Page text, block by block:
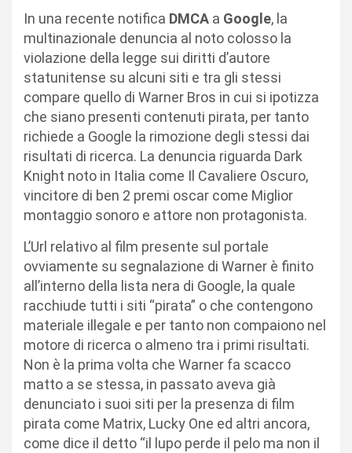
In una recente notifica DMCA a Google, la
multinazionale denuncia al noto colosso la
violazione della legge sui diritti d’autore
statunitense su alcuni siti e tra gli stessi
compare quello di Warner Bros in cui si ipotizza
che siano presenti contenuti pirata, per tanto
richiede a Google la rimozione degli stessi dai
risultati di ricerca. La denuncia riguarda Dark
Knight noto in Italia come Il Cavaliere Oscuro,
vincitore di ben 2 premi oscar come Miglior
montaggio sonoro e attore non protagonista.
L’Url relativo al film presente sul portale
ovviamente su segnalazione di Warner è finito
all’interno della lista nera di Google, la quale
racchiude tutti i siti “pirata” o che contengono
materiale illegale e per tanto non compaiono nel
motore di ricerca o almeno tra i primi risultati.
Non è la prima volta che Warner fa scacco
matto a se stessa, in passato aveva già
denunciato i suoi siti per la presenza di film
pirata come Matrix, Lucky One ed altri ancora,
come dice il detto “il lupo perde il pelo ma non il